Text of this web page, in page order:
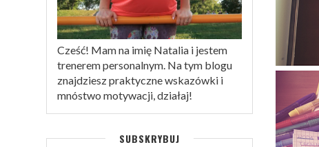
Cześć! Mam na imię Natalia i jestem
trenerem personalnym. Na tym blogu
znajdziesz praktyczne wskazówki i
mnóstwo motywacji, działaj!
SUBSKRYBUJ